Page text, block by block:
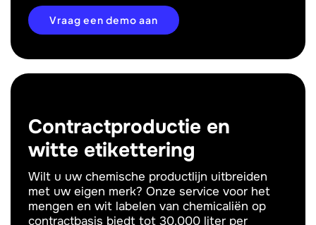
Vraag een demo aan
Contractproductie en
witte etikettering
Wilt u uw chemische productlijn uitbreiden
met uw eigen merk? Onze service voor het
mengen en wit labelen van chemicaliën op
contractbasis biedt tot 30.000 liter per